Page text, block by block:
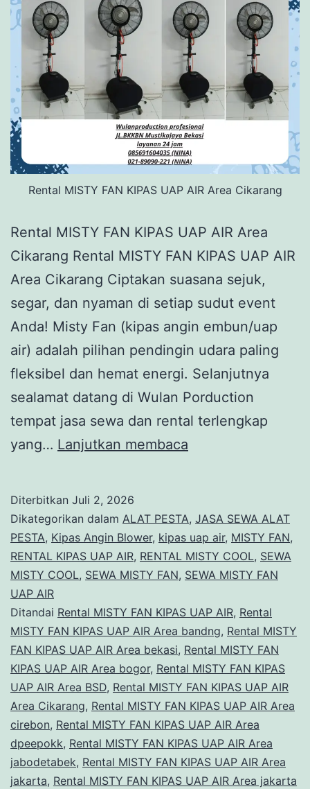
Rental MISTY FAN KIPAS UAP AIR Area Cikarang
Rental MISTY FAN KIPAS UAP AIR Area
Cikarang Rental MISTY FAN KIPAS UAP AIR
Area Cikarang Ciptakan suasana sejuk,
segar, dan nyaman di setiap sudut event
Anda! Misty Fan (kipas angin embun/uap
air) adalah pilihan pendingin udara paling
fleksibel dan hemat energi. Selanjutnya
sealamat datang di Wulan Porduction
tempat jasa sewa dan rental terlengkap
yang… Lanjutkan membaca
KIPAS
UAP
AIR
Area
Cikarang
Diterbitkan Juli 2, 2026
Dikategorikan dalam ALAT PESTA, JASA SEWA ALAT
PESTA, Kipas Angin Blower, kipas uap air, MISTY FAN,
RENTAL KIPAS UAP AIR, RENTAL MISTY COOL, SEWA
MISTY COOL, SEWA MISTY FAN, SEWA MISTY FAN
UAP AIR
Ditandai Rental MISTY FAN KIPAS UAP AIR, Rental
MISTY FAN KIPAS UAP AIR Area bandng, Rental MISTY
FAN KIPAS UAP AIR Area bekasi, Rental MISTY FAN
KIPAS UAP AIR Area bogor, Rental MISTY FAN KIPAS
UAP AIR Area BSD, Rental MISTY FAN KIPAS UAP AIR
Area Cikarang, Rental MISTY FAN KIPAS UAP AIR Area
cirebon, Rental MISTY FAN KIPAS UAP AIR Area
dpeepokk, Rental MISTY FAN KIPAS UAP AIR Area
jabodetabek, Rental MISTY FAN KIPAS UAP AIR Area
jakarta, Rental MISTY FAN KIPAS UAP AIR Area jakarta